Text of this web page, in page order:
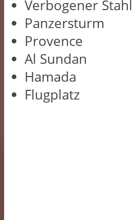
Verbogener Stahl
Panzersturm
Provence
Al Sundan
Hamada
Flugplatz